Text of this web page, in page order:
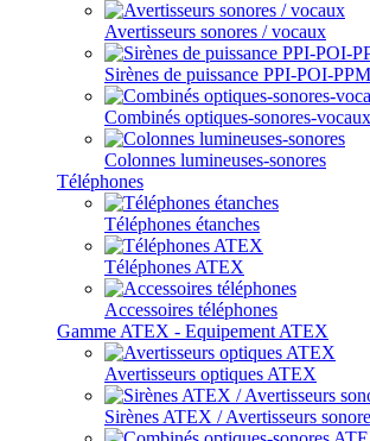
Avertisseurs sonores / vocaux
Sirènes de puissance PPI-POI-
Combinés optiques-sonores-vocaux
Colonnes lumineuses-sonores
Téléphones
Téléphones étanches
Téléphones ATEX
Accessoires téléphones
Gamme ATEX - Equipement ATEX
Avertisseurs optiques ATEX
Sirènes ATEX / Avertisseurs